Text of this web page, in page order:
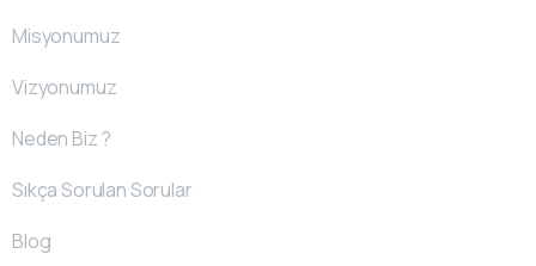
Misyonumuz
Vizyonumuz
Neden Biz ?
Sıkça Sorulan Sorular
Blog